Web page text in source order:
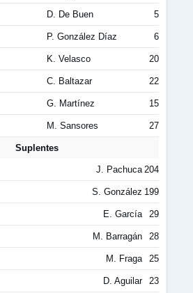
D. De Buen 5
P. González Díaz 6
K. Velasco 20
C. Baltazar 22
G. Martínez 15
M. Sansores 27
Suplentes
J. Pachuca 204
S. González 199
E. García 29
M. Barragán 28
M. Fraga 25
D. Aguilar 23